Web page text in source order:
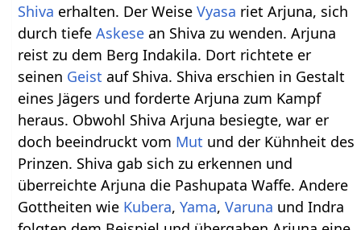
Shiva erhalten. Der WeiseVyasa riet Arjuna, sich
durch tiefeAskese an Shiva zu wenden. Arjuna
reist zu dem Berg Indakila. Dort richtete er
seinen Geist auf Shiva. Shiva erschien in Gestalt
eines Jägers und forderte Arjuna zum Kampf
heraus. Obwohl Shiva Arjuna besiegte, war er
doch beeindruckt vom Mut und der Kühnheit des
Prinzen. Shiva gab sich zu erkennen und
überreichte Arjuna die Pashupata Waffe. Andere
Gottheiten wie Kubera,Yama,Varuna und Indra